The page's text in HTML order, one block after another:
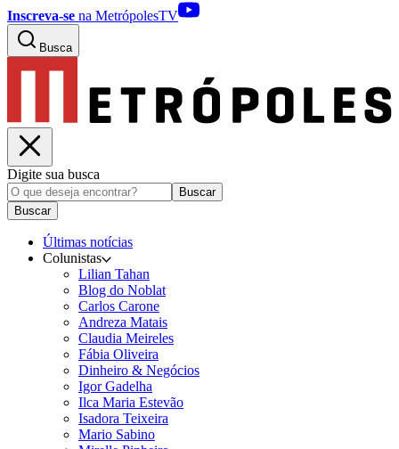
Inscreva-se na MetrópolesTV
Busca
Digite sua busca
Buscar
Buscar
Últimas notícias
Colunistas
Lilian Tahan
Blog do Noblat
Carlos Carone
Andreza Matais
Claudia Meireles
Fábia Oliveira
Dinheiro & Negócios
Igor Gadelha
Ilca Maria Estevão
Isadora Teixeira
Mario Sabino